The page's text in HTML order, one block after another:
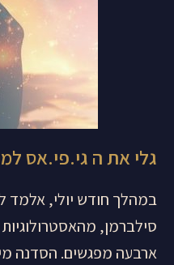
גלי את ה גי.פי.אס
במהלך חודש יולי, אלמד
סילברמן,
ארבעה מפגשים. הסדנה